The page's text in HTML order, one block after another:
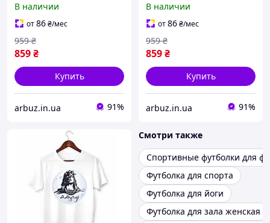
Йога" Push IT
В наличии
от86₴/мес
859₴
959 ₴
Купить
arbuz.in.ua 91%
йогой, наслаждайтесь
жизнью" Push IT
В наличии
от86₴/мес
859₴
959 ₴
Купить
arbuz.in.ua 91%
Смотри также
Спортивные футболки для
Футболка для спорта
Футболка для йоги
Футболка для зала женская